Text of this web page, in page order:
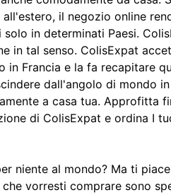
il negozio online
in determinati Paesi.
in tal senso. ColisExpat
in Francia e la fa recapitare
dall'angolo di mondo
a casa tua. Approfitta
di ColisExpat e ordina I
niente al mondo? Ma ti
vorresti comprare sono